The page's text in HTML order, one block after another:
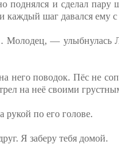
поднялся и сделал пару
каждый шаг давался ему с
— улыбнулась
него поводок. Пёс не
на неё своими
рукой по его голове.
Я заберу тебя домой.